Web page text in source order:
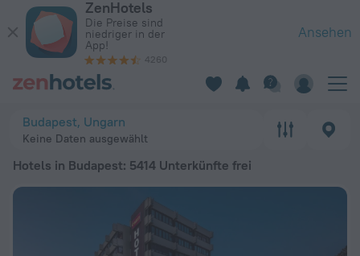
ZenHotels
Die Preise sind
niedriger in der
App!
4260
Ansehen
Budapest, Ungarn
Keine Daten ausgewählt
Hotels in Budapest: 5414 Unterkünfte frei
Die 20 besten Hotels in Budapest 2026 ab 37 € - Jetzt auf